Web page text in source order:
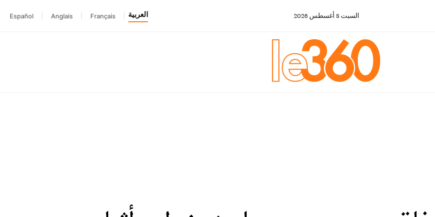
السبت 8 أغسطس 2026 العربية Français
Anglais
Español